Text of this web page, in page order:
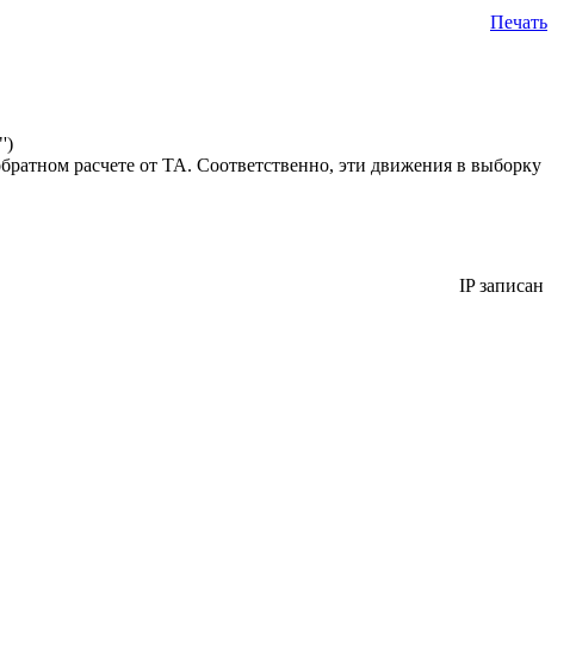
Печать
расчете от ТА. Соответственно, эти движения в выборку
IP записан